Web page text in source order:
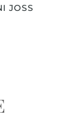
JOSS